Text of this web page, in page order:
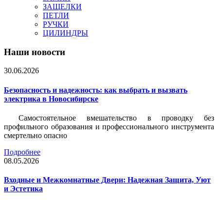
ЗАЩЕЛКИ
ПЕТЛИ
РУЧКИ
ЦИЛИНДРЫ
Наши новости
30.06.2026
Безопасность и надежность: как выбрать и вызвать
электрика в Новосибирске
Самостоятельное вмешательство в проводку без
профильного образования и профессионального инструмента
смертельно опасно
Подробнее
08.05.2026
Входные и Межкомнатные Двери: Надежная Защита, Уют
и Эстетика